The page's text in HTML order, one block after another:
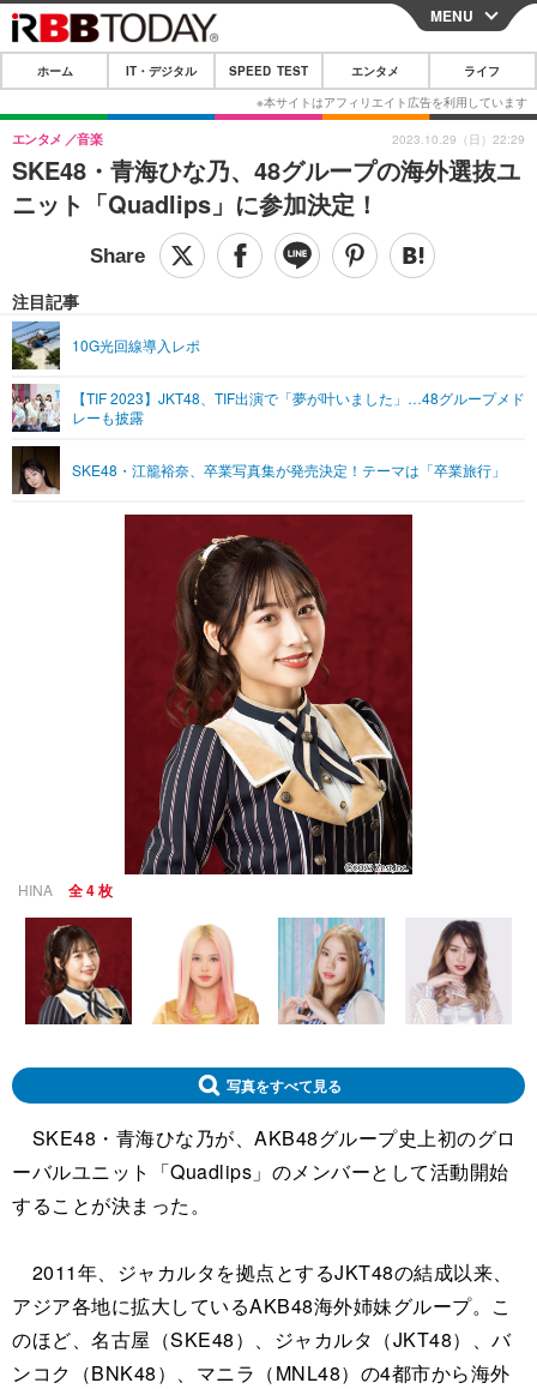
CLOSE
ホーム
IT・デジタル
IT・デジタルTOP スマートフォン
ショッピング その他
SPEED TEST
エンタメTOP 映画・ドラマ
グラビア
ショッピング その他
ライフTOP
その他
リリース一覧
プッシュ通知の停止方法
MENU
ホーム IT・デジタル SPEED TEST エンタメ ライフ
SKE48・青海ひな乃、48グループの海外選抜ユ
ニット「Quadlips」に参加決定！
エンタメ 音楽
注目記事
10G光回線導入レポ
【TIF 2023】JKT48、TIF出演で「夢が叶いました」…48グループメド
レーも披露
SKE48・江籠裕奈、卒業写真集が発売決定！テーマは「卒業旅行」
2023.10.29（日）22:29
HINA 全 4 枚
写真をすべて見る
SKE48・青海ひな乃が、AKB48グループ史上初のグロ
ーバルユニット「Quadlips」のメンバーとして活動開始
することが決まった。
2011年、ジャカルタを拠点とするJKT48の結成以来、
アジア各地に拡大しているAKB48海外姉妹グループ。こ
のほど、名古屋（SKE48）、ジャカルタ（JKT48）、バ
ンコク（BNK48）、マニラ（MNL48）の4都市から海外